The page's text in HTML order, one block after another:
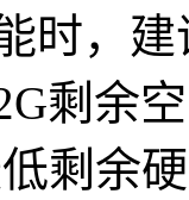
时，
剩余
剩余